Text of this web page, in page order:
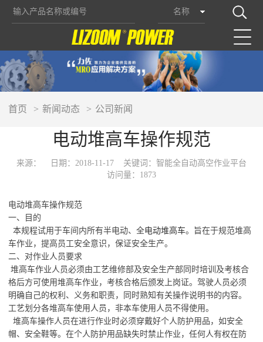
名称
首页 新闻动态 公司新闻
电动堆高车操作规范
来源： 日期：2018-11-17
关键词：智能全自动高空作业平台
访问量：1873
电动堆高车操作规范
一、目的
本规程试用于车间内所有半电动、全电动堆高车。旨在于规范堆高
车作业，提高员工安全意识，保证安全生产。
二、对作业人员要求
堆高车作业人员必须由工艺维修部及安全生产部同时培训及考核合
格后方可使用堆高车作业，考核合格后颁发上岗证。驾驶人员必须
明确自己的权利、义务和职责，同时熟知有关操作说明书的内容。
工艺划分各堆高车使用人员，非本车使用人员不得使用。
堆高车操作人员在进行作业时必须穿戴好个人防护用品，如安全
帽、安全鞋等。在个人防护用品缺失时禁止作业，任何人有权在防